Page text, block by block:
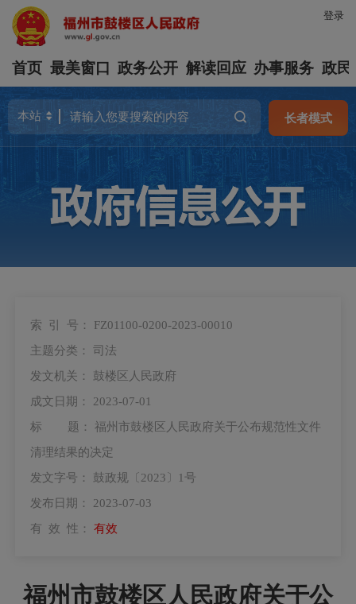
登录
首页 最美窗口 政务公开 解读回应 办事服务 政民
长者模式
索 引 号： FZ01100-0200-2023-00010
主题分类： 司法
发文机关： 鼓楼区人民政府
成文日期： 2023-07-01
标 题： 福州市鼓楼区人民政府关于公布规范性文件
清理结果的决定
发文字号： 鼓政规〔2023〕1号
发布日期： 2023-07-03
有 效 性： 有效
福州市鼓楼区人民政府关于公